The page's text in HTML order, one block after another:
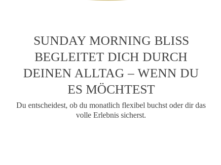
SUNDAY MORNING BLISS
BEGLEITET DICH DURCH
DEINEN ALLTAG – WENN DU
ES MÖCHTEST
Du entscheidest, ob du monatlich flexibel buchst oder dir das
volle Erlebnis sicherst.